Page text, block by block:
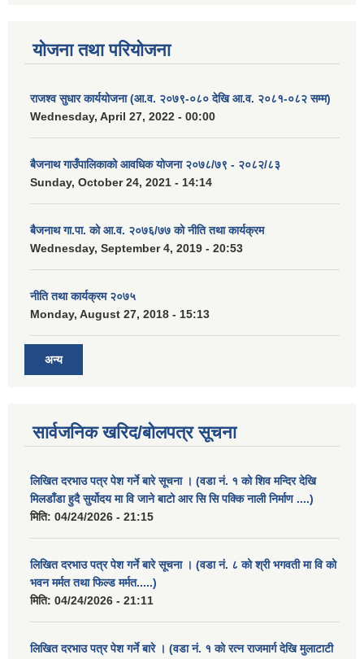
योजना तथा परियोजना
राजश्व सुधार कार्ययोजना (आ.व. २०७९-०८० देखि आ.व. २०८१-०८२ सम्म)
Wednesday, April 27, 2022 - 00:00
बैजनाथ गाउँपालिकाको आवधिक योजना २०७८/७९ - २०८२/८३
Sunday, October 24, 2021 - 14:14
बैजनाथ गा.पा. को आ.व. २०७६/७७ को नीति तथा कार्यक्रम
Wednesday, September 4, 2019 - 20:53
नीति तथा कार्यक्रम २०७५
Monday, August 27, 2018 - 15:13
अन्य
सार्वजनिक खरिद/बोलपत्र सूचना
लिखित दरभाउ पत्र पेश गर्ने बारे सूचना । (वडा नं. १ को शिव मन्दिर देखि
मिलडाँडा हुदै सुर्योदय मा वि जाने बाटो आर सि सि पक्कि नाली निर्माण ....)
मिति: 04/24/2026 - 21:15
लिखित दरभाउ पत्र पेश गर्ने बारे सूचना । (वडा नं. ८ को श्री भगवती मा वि को
भवन मर्मत तथा फिल्ड मर्मत.....)
मिति: 04/24/2026 - 21:11
लिखित दरभाउ पत्र पेश गर्ने बारे । (वडा नं. १ को रत्न राजमार्ग देखि मुलाटाटी